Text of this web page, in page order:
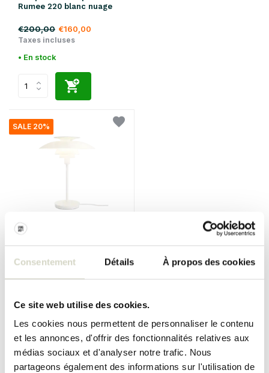
Consentement Détails À propos des cookies
Ce site web utilise des cookies.
Les cookies nous permettent de personnaliser le contenu
et les annonces, d'offrir des fonctionnalités relatives aux
médias sociaux et d'analyser notre trafic. Nous
partageons également des informations sur l'utilisation de
Rumee 220 blanc nuage
€200,00 €160,00
Taxes incluses
• En stock
SALE 20%
Louis Poulsen
opale/blanc
€540,00 €432,00
• En stock